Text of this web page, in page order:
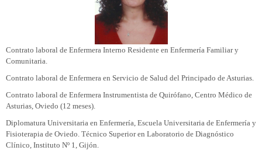
Contrato laboral de Enfermera Interno Residente en Enfermería Familiar y
Comunitaria.
Contrato laboral de Enfermera en Servicio de Salud del Principado de Asturias.
Contrato laboral de Enfermera Instrumentista de Quirófano, Centro Médico de
Asturias, Oviedo (12 meses).
Diplomatura Universitaria en Enfermería, Escuela Universitaria de Enfermería y
Fisioterapia de Oviedo. Técnico Superior en Laboratorio de Diagnóstico
Clínico, Instituto Nº 1, Gijón.